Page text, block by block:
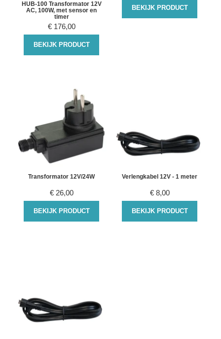
HUB-100 Transformator 12V
AC, 100W, met sensor en
timer
€ 176,00
BEKIJK PRODUCT
BEKIJK PRODUCT
Transformator 12V/24W
€ 26,00
BEKIJK PRODUCT
Verlengkabel 12V - 1 meter
€ 8,00
BEKIJK PRODUCT